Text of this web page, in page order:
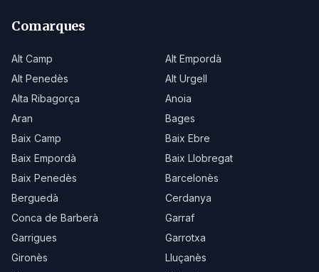
Comarques
Alt Camp
Alt Empordà
Alt Penedès
Alt Urgell
Alta Ribagorça
Anoia
Aran
Bages
Baix Camp
Baix Ebre
Baix Empordà
Baix Llobregat
Baix Penedès
Barcelonès
Berguedà
Cerdanya
Conca de Barberà
Garraf
Garrigues
Garrotxa
Gironès
Lluçanès